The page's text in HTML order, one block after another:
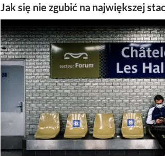
Jak się nie zgubić na największej